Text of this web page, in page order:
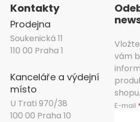
Kontakty
Prodejna
Soukenická 11
110 00 Praha 1
Kanceláře a výdejní
místo
U Trati 970/38
100 00 Praha 10
vám
shopu.
E-mail